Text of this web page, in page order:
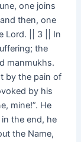
one joins
then, one
Lord. || 3 || In
the
manmukhs.
by the pain of
by his
mine!”. He
the end, he
the Name,